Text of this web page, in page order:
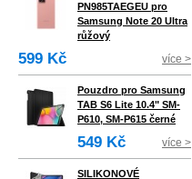
PN985TAEGEU pro
Samsung Note 20 Ultra
růžový
599 Kč více >
Pouzdro pro Samsung
TAB S6 Lite 10.4" SM-
P610, SM-P615 černé
549 Kč více >
SILIKONOVÉ